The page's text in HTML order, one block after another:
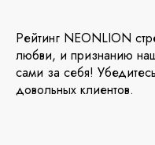
Рейтинг NEONLION
любви, и признанию
сами за себя!
довольных клиентов.